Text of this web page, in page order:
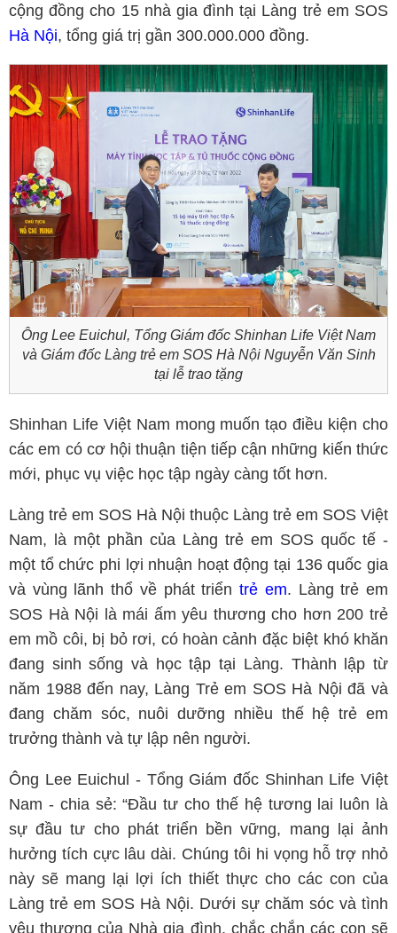
cộng đồng cho 15 nhà gia đình tại Làng trẻ em SOS
Hà Nội, tổng giá trị gần 300.000.000 đồng.
Ông Lee Euichul, Tổng Giám đốc Shinhan Life Việt Nam
và Giám đốc Làng trẻ em SOS Hà Nội Nguyễn Văn Sinh
tại lễ trao tặng
Shinhan Life Việt Nam mong muốn tạo điều kiện cho
các em có cơ hội thuận tiện tiếp cận những kiến thức
mới, phục vụ việc học tập ngày càng tốt hơn.
Làng trẻ em SOS Hà Nội thuộc Làng trẻ em SOS Việt
Nam, là một phần của Làng trẻ em SOS quốc tế -
một tổ chức phi lợi nhuận hoạt động tại 136 quốc gia
và vùng lãnh thổ về phát triểntrẻ em. Làng trẻ em
SOS Hà Nội là mái ấm yêu thương cho hơn 200 trẻ
em mồ côi, bị bỏ rơi, có hoàn cảnh đặc biệt khó khăn
đang sinh sống và học tập tại Làng. Thành lập từ
năm 1988 đến nay, Làng Trẻ em SOS Hà Nội đã và
đang chăm sóc, nuôi dưỡng nhiều thế hệ trẻ em
trưởng thành và tự lập nên người.
Ông Lee Euichul - Tổng Giám đốc Shinhan Life Việt
Nam - chia sẻ: “Đầu tư cho thế hệ tương lai luôn là
sự đầu tư cho phát triển bền vững, mang lại ảnh
hưởng tích cực lâu dài. Chúng tôi hi vọng hỗ trợ nhỏ
này sẽ mang lại lợi ích thiết thực cho các con của
Làng trẻ em SOS Hà Nội. Dưới sự chăm sóc và tình
yêu thương của Nhà gia đình, chắc chắn các con sẽ